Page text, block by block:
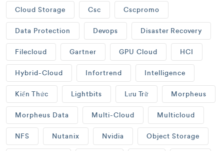
Cloud Storage Csc Cscpromo
Data Protection Devops Disaster Recovery
Filecloud Gartner GPU Cloud HCI
Hybrid-Cloud Infortrend Intelligence
Kiến Thức Lightbits Lưu Trữ Morpheus
Morpheus Data Multi-Cloud Multicloud
NFS Nutanix Nvidia Object Storage